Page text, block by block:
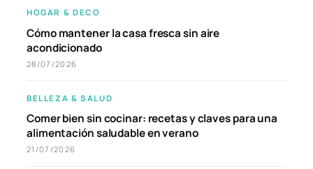
HOGAR & DECO
Cómo mantener la casa fresca sin aire
acondicionado
28/07/2026
BELLEZA & SALUD
Comer bien sin cocinar: recetas y claves para una
alimentación saludable en verano
21/07/2026